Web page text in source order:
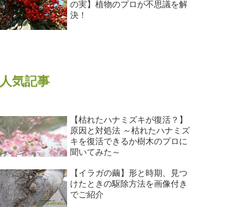
の実】植物のプロが不思議を解
決！
人気記事
【枯れたハナミズキが復活？】
原因と対処法 ～枯れたハナミズ
キを復活できるか樹木のプロに
聞いてみた～
【イラガの繭】形と時期、見つ
けたときの駆除方法を画像付き
でご紹介